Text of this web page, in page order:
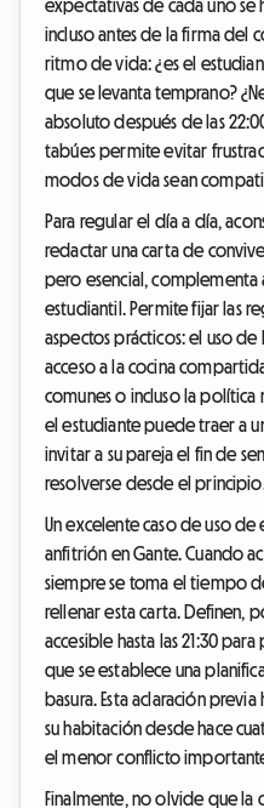
expectativas de cada uno se
incluso antes de la firma del
ritmo de vida: ¿es el
que se levanta temprano?
absoluto después de las
tabúes permite evitar
modos de vida sean
Para regular el día a día,
redactar una carta de
pero esencial,
estudiantil. Permite fijar las
aspectos prácticos: el uso
acceso a la cocina
comunes o incluso la política
el estudiante puede traer a
invitar a su pareja el fin de
resolverse desde el
Un excelente caso de uso
anfitrión en Gante. Cuando
siempre se toma el tiempo
rellenar esta carta. Definen,
accesible hasta las 21:30
que se establece una
basura. Esta aclaración
su habitación desde hace
el menor conflicto
Finalmente, no olvide que la